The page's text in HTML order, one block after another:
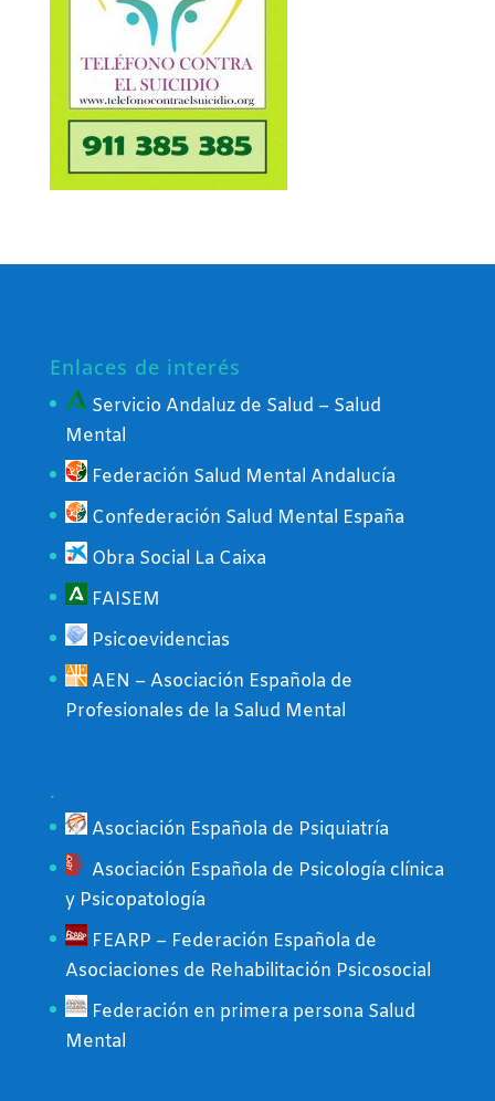
Enlaces de interés
Servicio Andaluz de Salud – Salud
Mental
Federación Salud Mental Andalucía
Confederación Salud Mental España
Obra Social La Caixa
FAISEM
Psicoevidencias
AEN – Asociación Española de
Profesionales de la Salud Mental
.
Asociación Española de Psiquiatría
Asociación Española de Psicología clínica
y Psicopatología
FEARP – Federación Española de
Asociaciones de Rehabilitación Psicosocial
Federación en primera persona Salud
Mental